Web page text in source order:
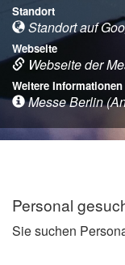
Standort
Standort auf
Webseite
Webseite der
Weitere Informationen
Messe Berlin
Personal
Sie suchen